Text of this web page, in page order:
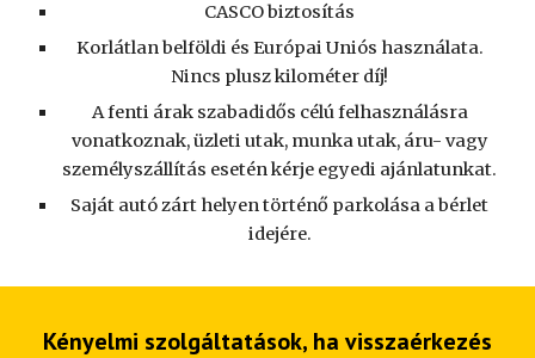
CASCO biztosítás
Korlátlan belföldi és Európai Uniós használata.
Nincs plusz kilométer díj!
A fenti árak szabadidős célú felhasználásra
vonatkoznak, üzleti utak, munka utak, áru- vagy
személyszállítás esetén kérje egyedi ajánlatunkat.
Saját autó zárt helyen történő parkolása a bérlet
idejére.
Kényelmi szolgáltatások, ha visszaérkezés